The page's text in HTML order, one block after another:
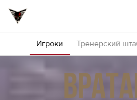
Игроки Тренерский